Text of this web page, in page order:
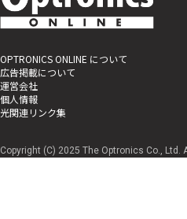
OPTRONICS ONLINE について
広告掲載について
運営会社
個人情報
光関連リンク集
Copyright (C) 2025 The Optronics Co., Ltd.